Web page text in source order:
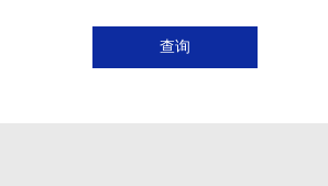
查询